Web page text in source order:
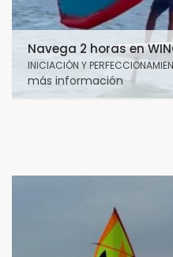
Navega 2 horas en
INICIACIÓN Y
más información